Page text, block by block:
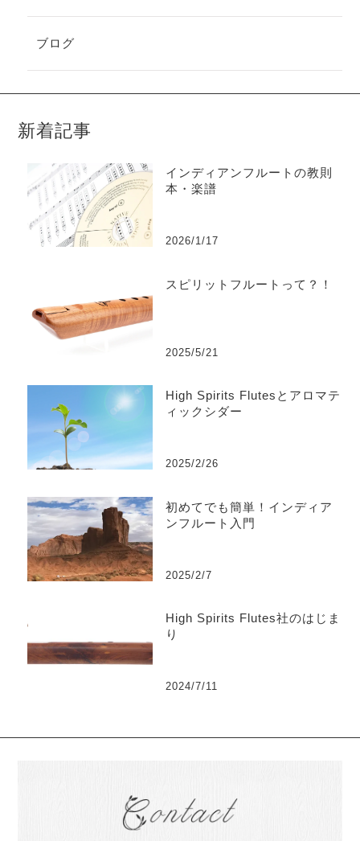
ブログ
新着記事
インディアンフルートの教則
本・楽譜
2026/1/17
スピリットフルートって？！
2025/5/21
High Spirits Flutesとアロマテ
ィックシダー
2025/2/26
初めてでも簡単！インディア
ンフルート入門
2025/2/7
High Spirits Flutes社のはじま
り
2024/7/11